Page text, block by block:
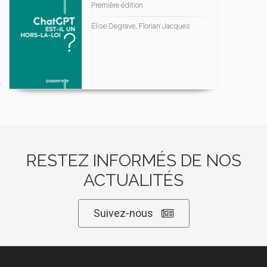
Première édition
Élise Degrave, Florian Jacques
RESTEZ INFORMÉS DE NOS
ACTUALITÉS
Suivez-nous